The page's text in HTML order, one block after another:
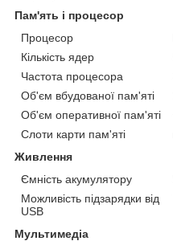
Пам'ять і процесор
Процесор
Кількість ядер
Частота процесора
Об'єм вбудованої пам'яті
Об'єм оперативної пам'яті
Слоти карти пам'яті
Живлення
Ємність акумулятору
Можливість підзарядки від
USB
Мультимедіа